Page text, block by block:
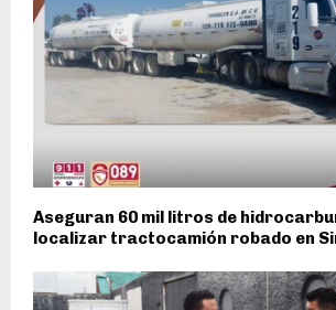
Aseguran 60 mil litros de
localizar tractocamión robado en